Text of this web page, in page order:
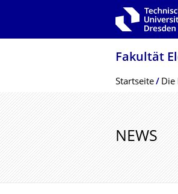
Zur Hauptnavigation springen
Fakultät
Breadcrumb-
Startseite Die
NEWS